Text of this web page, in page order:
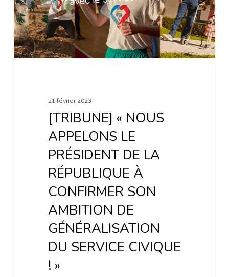
PRÉSIDENT
DE
LA
RÉPUBLIQUE
AMBITION
GÉNÉRALISATION
21 février 2023
[TRIBUNE] « NOUS
APPELONS LE
PRÉSIDENT DE LA
RÉPUBLIQUE À
CONFIRMER SON
AMBITION DE
GÉNÉRALISATION
DU SERVICE CIVIQUE
! »